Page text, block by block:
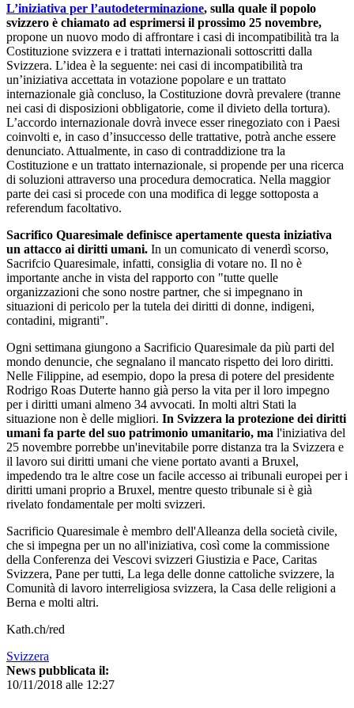
L’iniziativa per l’autodeterminazione, sulla quale il popolo
svizzero è chiamato ad esprimersi il prossimo 25 novembre,
propone un nuovo modo di affrontare i casi di incompatibilità tra la
Costituzione svizzera e i trattati internazionali sottoscritti dalla
Svizzera. L’idea è la seguente: nei casi di incompatibilità tra
un’iniziativa accettata in votazione popolare e un trattato
internazionale già concluso, la Costituzione dovrà prevalere (tranne
nei casi di disposizioni obbligatorie, come il divieto della tortura).
L’accordo internazionale dovrà invece esser rinegoziato con i Paesi
coinvolti e, in caso d’insuccesso delle trattative, potrà anche essere
denunciato. Attualmente, in caso di contraddizione tra la
Costituzione e un trattato internazionale, si propende per una ricerca
di soluzioni attraverso una procedura democratica. Nella maggior
parte dei casi si procede con una modifica di legge sottoposta a
referendum facoltativo.
Sacrifico Quaresimale definisce apertamente questa iniziativa
un attacco ai diritti umani. In un comunicato di venerdì scorso,
Sacrifcio Quaresimale, infatti, consiglia di votare no. Il no è
importante anche in vista del rapporto con "tutte quelle
organizzazioni che sono nostre partner, che si impegnano in
situazioni di pericolo per la tutela dei diritti di donne, indigeni,
contadini, migranti".
Ogni settimana giungono a Sacrificio Quaresimale da più parti del
mondo denuncie, che segnalano il mancato rispetto dei loro diritti.
Nelle Filippine, ad esempio, dopo la presa di potere del presidente
Rodrigo Roas Duterte hanno già perso la vita per il loro impegno
per i diritti umani almeno 34 avvocati. In molti altri Stati la
situazione non è delle migliori. In Svizzera la protezione dei diritti
umani fa parte del suo patrimonio umanitario, ma l'iniziativa del
25 novembre porrebbe un'inevitabile porre distanza tra la Svizzera e
il lavoro sui diritti umani che viene portato avanti a Bruxel,
impedendo tra le altre cose un facile accesso ai tribunali europei per i
diritti umani proprio a Bruxel, mentre questo tribunale si è già
rivelato fondamentale per molti svizzeri.
Sacrificio Quaresimale è membro dell'Alleanza della società civile,
che si impegna per un no all'iniziativa, così come la commissione
della Conferenza dei Vescovi svizzeri Giustizia e Pace, Caritas
Svizzera, Pane per tutti, La lega delle donne cattoliche svizzere, la
Comunità di lavoro interreligiosa svizzera, la Casa delle religioni a
Berna e molti altri.
Kath.ch/red
Svizzera
News pubblicata il:
10/11/2018 alle 12:27